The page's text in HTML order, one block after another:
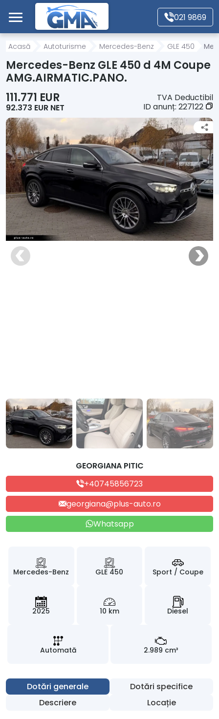
Mergi direct la conținutul principal
021 9869
Acasă
Autoturisme
Motociclete
Autoutilitare
Alte tipuri vehicule
Despre Noi
Contact
Acasă Autoturisme Mercedes-Benz GLE 450
Mercedes-Benz GLE 450 d 4M Coupe
AMG.AIRMATIC.PANO.
111.771 EUR
92.373 EUR NET
TVA Deductibil
ID anunț: 227122
GEORGIANA PITIC
+40745856723
georgiana@plus-auto.ro
Whatsapp
Mercedes-Benz GLE 450 Sport / Coupe
2025 10 km Diesel
Automată 2.989 cm³
Dotări generale
Dotări specifice
Descriere
Locație